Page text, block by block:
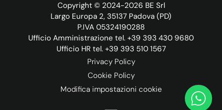
Copyright © 2024-2026 BE Srl
Largo Europa 2, 35137 Padova (PD)
P.IVA 05324190288
Ufficio Amministrazione tel. +39 393 430 9680
Ufficio HR tel. +39 393 510 1567
Privacy Policy
Cookie Policy
Modifica impostazioni cookie